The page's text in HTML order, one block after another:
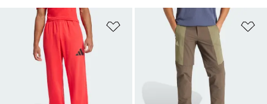
Pridať do zoznamu želaných